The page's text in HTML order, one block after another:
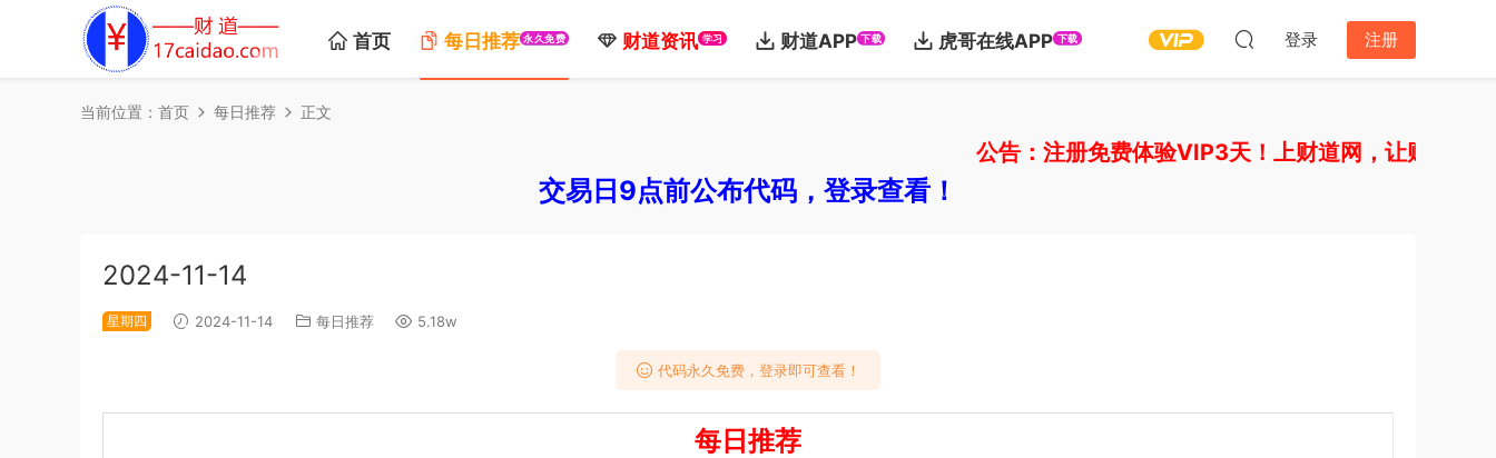
首页 每日推荐 永久免费 财道资讯 学习 财道APP 下载 虎哥在线APP 下载 登录 注册
当前位置： 首页 每日推荐 正文
公告：注册免费体验VIP3天！上财道网，让财富上道！
交易日9点前公布代码，登录查看！
2024-11-14
星期四 2024-11-14 每日推荐 5.18w
代码永久免费，登录即可查看！
每日推荐